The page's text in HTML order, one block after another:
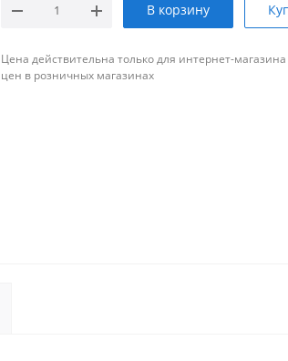
В корзину
Цена действительна только для интернет-
цен в розничных магазинах